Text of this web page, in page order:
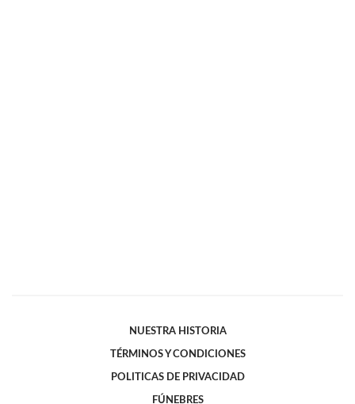
NUESTRA HISTORIA
TÉRMINOS Y CONDICIONES
POLITICAS DE PRIVACIDAD
FÚNEBRES